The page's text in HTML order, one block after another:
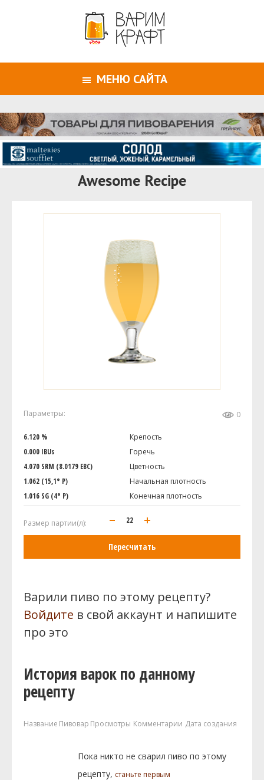
МЕНЮ САЙТА
Awesome Recipe
Параметры: 0
6.120 %
Крепость
0.000 IBUs
Горечь
4.070 SRM (8.0179 EBC)
Цветность
1.062 (15,1° P)
Начальная плотность
1.016 SG (4° P)
Конечная плотность
Размер партии(л):
Пересчитать
Варили пиво по этому рецепту?
Войдите в свой аккаунт и напишите
про это
История варок по данному
рецепту
Название Пивовар Просмотры Комментарии Дата создания
Пока никто не сварил пиво по этому
рецепту, станьте первым